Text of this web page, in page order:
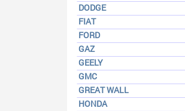
DODGE
FIAT
FORD
GAZ
GEELY
GMC
GREAT WALL
HONDA